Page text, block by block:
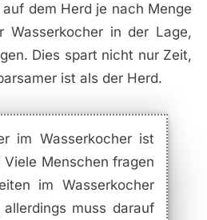
dem Herd je nach Menge
Wasserkocher in der Lage,
Dies spart nicht nur Zeit,
ist als der Herd.
im Wasserkocher ist
Menschen fragen
im Wasserkocher
muss darauf